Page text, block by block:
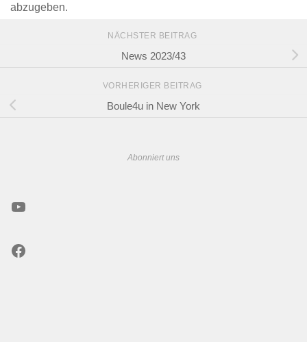
abzugeben.
NÄCHSTER BEITRAG
News 2023/43
VORHERIGER BEITRAG
Boule4u in New York
Abonniert uns
YouTube
Facebook